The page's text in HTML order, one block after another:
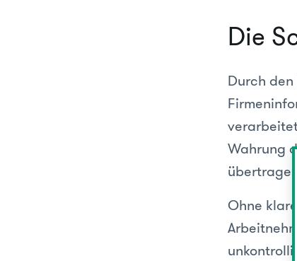
Die
Durch
Wahrung
übertragen.
Ohne klare